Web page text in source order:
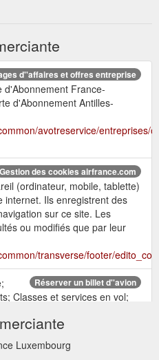
d''affaires et offres entreprise
d'Abonnement France-
d'Abonnement Antilles-
avotreservice/entreprises/
Gestion des cookies airfrance.com
(ordinateur, mobile, tablette)
internet. Ils enregistrent des
sur ce site. Les
ou modifiés que par leur
transverse/footer/
Réserver un billet d''avion
Classes et services en vol;
Luxembourg